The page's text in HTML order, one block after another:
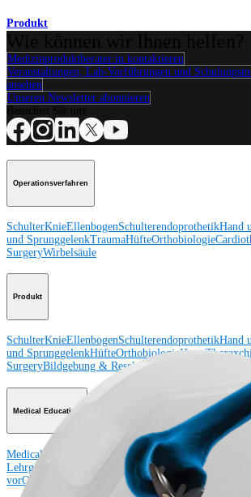
Produkt
Medizinproduktberater:in kontaktieren
Veranstaltungen, Lab-Vorführungen und
ansehen
Unseren Newsletter abonnieren
Operationsverfahren
SchulterKnieEllenbogenSchulterendoprothetikHand
und SprunggelenkTraumaHüfteOrthobiologie
SurgeryWirbelsäule
Produkt
SchulterKnieEllenbogenSchulterendoprothetikHand
und SprunggelenkHüfteOrthobiologieHerz-
SurgeryBildgebung & Resektion
Medical Education
Medical Education Kursbeschreibungen
Schulungen &
Lehrgänge
ArthroLab™-StandorteUnser klinisches
vorOrthoPedia